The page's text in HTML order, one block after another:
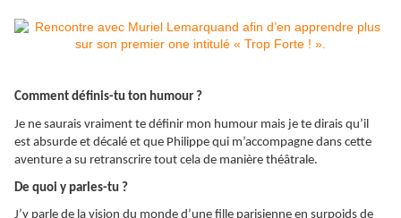
Comment définis-tu ton humour ?
Je ne saurais vraiment te définir mon humour mais je te dirais qu’il
est absurde et décalé et que Philippe qui m’accompagne dans cette
aventure a su retranscrire tout cela de manière théâtrale.
De quoi y parles-tu ?
J’y parle de la vision du monde d’une fille parisienne en surpoids de